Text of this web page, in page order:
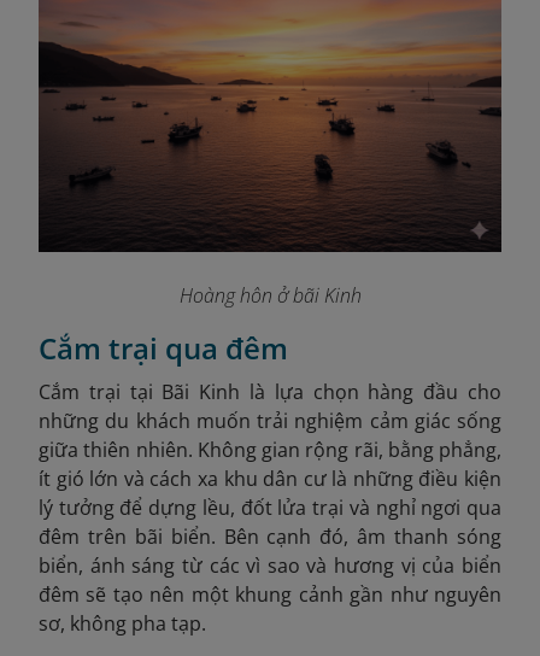
Hoàng hôn ở bãi Kinh
Cắm trại qua đêm
Cắm trại tại Bãi Kinh là lựa chọn hàng đầu cho
những du khách muốn trải nghiệm cảm giác sống
giữa thiên nhiên. Không gian rộng rãi, bằng phẳng,
ít gió lớn và cách xa khu dân cư là những điều kiện
lý tưởng để dựng lều, đốt lửa trại và nghỉ ngơi qua
đêm trên bãi biển. Bên cạnh đó, âm thanh sóng
biển, ánh sáng từ các vì sao và hương vị của biển
đêm sẽ tạo nên một khung cảnh gần như nguyên
sơ, không pha tạp.